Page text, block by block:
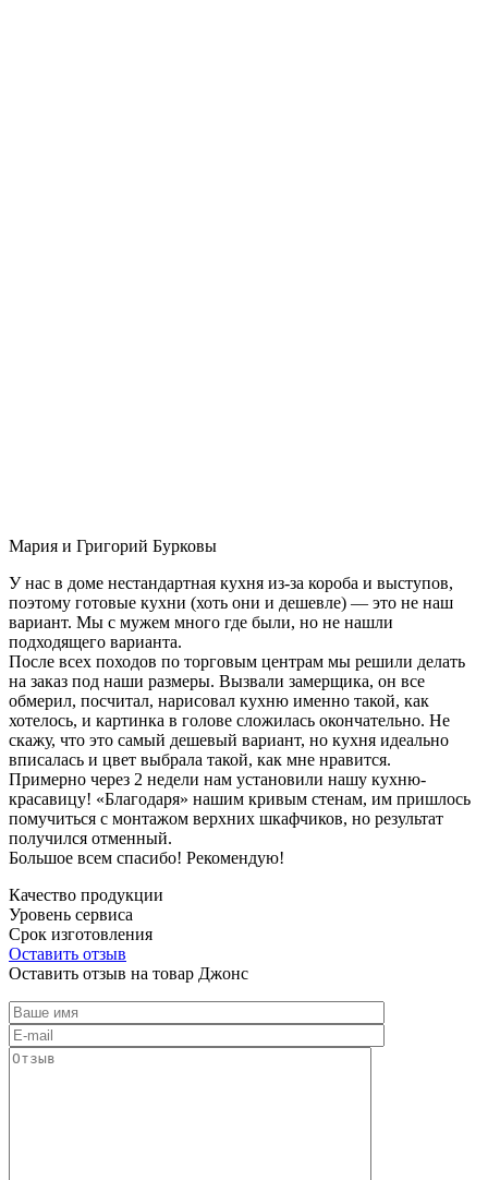
Мария и Григорий Бурковы
У нас в доме нестандартная кухня из-за короба и выступов,
поэтому готовые кухни (хоть они и дешевле) — это не наш
вариант. Мы с мужем много где были, но не нашли
подходящего варианта.
После всех походов по торговым центрам мы решили делать
на заказ под наши размеры. Вызвали замерщика, он все
обмерил, посчитал, нарисовал кухню именно такой, как
хотелось, и картинка в голове сложилась окончательно. Не
скажу, что это самый дешевый вариант, но кухня идеально
вписалась и цвет выбрала такой, как мне нравится.
Примерно через 2 недели нам установили нашу кухню-
красавицу! «Благодаря» нашим кривым стенам, им пришлось
помучиться с монтажом верхних шкафчиков, но результат
получился отменный.
Большое всем спасибо! Рекомендую!
Качество продукции
Уровень сервиса
Срок изготовления
Оставить отзыв
Оставить отзыв на товар Джонс